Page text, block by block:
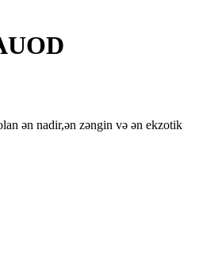
ən nadir,ən zəngin və ən ekzotik